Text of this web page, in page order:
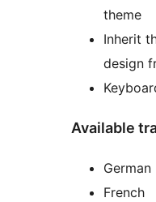
theme
Inherit
design
Available
German
French